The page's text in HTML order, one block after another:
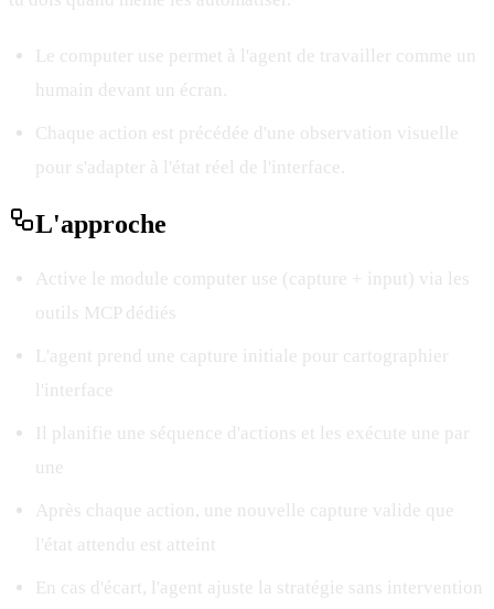
Le computer use permet à l'agent de travailler comme un
humain devant un écran.
Chaque action est précédée d'une observation visuelle
pour s'adapter à l'état réel de l'interface.
L'approche
Active le module computer use (capture + input) via les
outils MCP dédiés
L'agent prend une capture initiale pour cartographier
l'interface
Il planifie une séquence d'actions et les exécute une par
une
Après chaque action, une nouvelle capture valide que
l'état attendu est atteint
En cas d'écart, l'agent ajuste la stratégie sans intervention